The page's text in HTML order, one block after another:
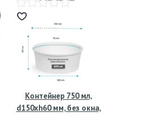
Контейнер 750 мл,
d150хh60 мм, без окна,